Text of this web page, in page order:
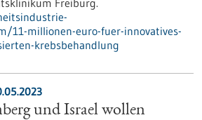
Freiburg.
11-millionen-euro-fuer-innovatives-
krebsbehandlung
und Israel wollen